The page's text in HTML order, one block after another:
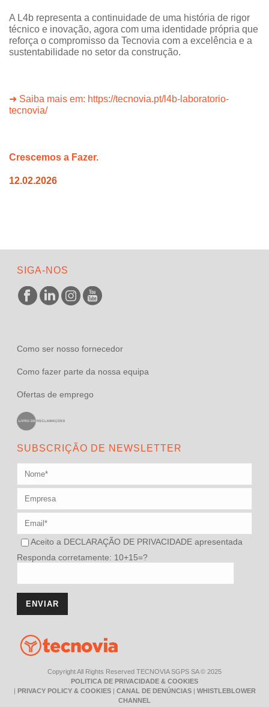
A L4b representa a continuidade de uma história de rigor
técnico e inovação, agora com uma identidade própria que
reforça o compromisso da Tecnovia com a excelência e a
sustentabilidade no setor da construção.
➜ Saiba mais em: https://tecnovia.pt/l4b-laboratorio-
tecnovia/
Crescemos a Fazer.
12.02.2026
SIGA-NOS
Como ser nosso fornecedor
Como fazer parte da nossa equipa
Ofertas de emprego
SUBSCRIÇÃO DE NEWSLETTER
Aceito a DECLARAÇÃO DE PRIVACIDADE apresentada
Responda corretamente: 10+15=?
Copyright All Rights Reserved TECNOVIA SGPS SA © 2025
POLITICA DE PRIVACIDADE & COOKIES
| PRIVACY POLICY & COOKIES| CANAL DE DENÚNCIAS| WHISTLEBLOWER
CHANNEL